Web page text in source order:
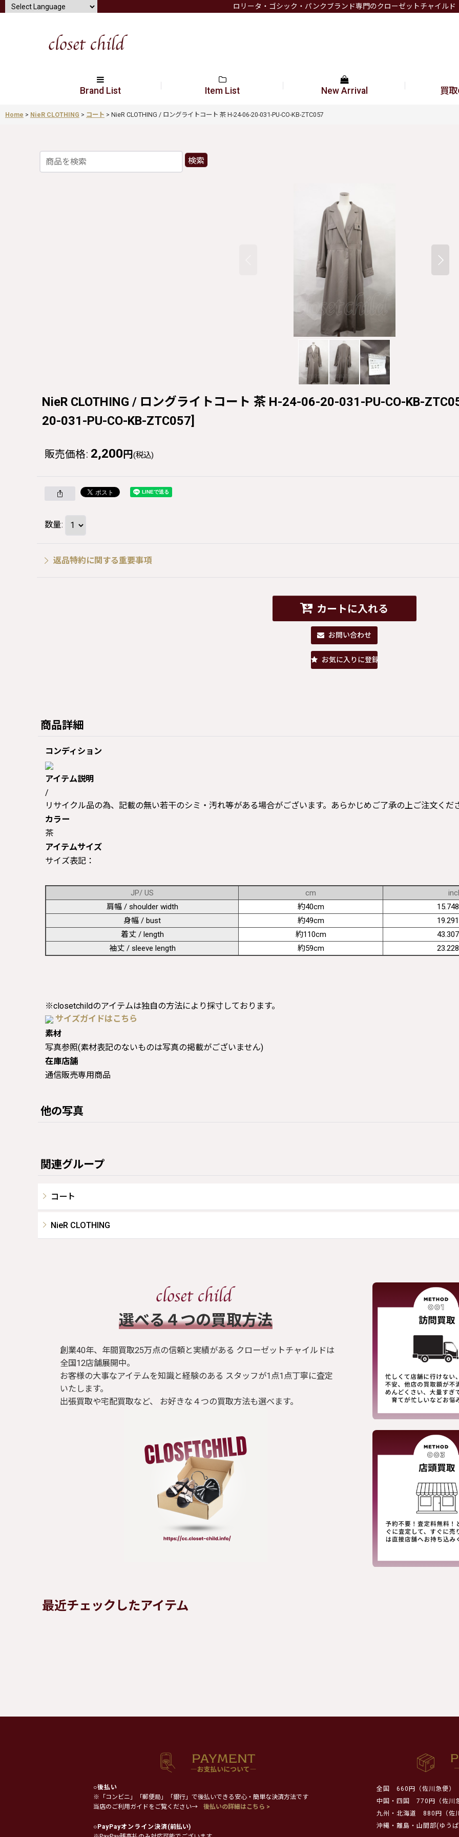
ロリータ・ゴシック・パンクブランド専門のクローゼットチャイルド
Brand List Item List New Arrival 買
Home > NieR CLOTHING > コート > NieR CLOTHING / ロングライトコート 茶 H-24-06-20-031-PU-CO-KB-ZTC057
検索
NieR CLOTHING / ロングライトコート 茶 H-24-06-20-031-PU-CO-KB-
20-031-PU-CO-KB-ZTC057]
販売価格: 2,200 円 (税込)
数量:
返品特約に関する重要事項
カートに入れる
お問い合わせ
お気に入りに登録
商品詳細
コンディション
アイテム説明
/
リサイクル品の為、記載の無い若干のシミ・汚れ等がある場合がございます。あらかじめご了承の上ご注文くだ
カラー
茶
アイテムサイズ
サイズ表記：
JP/ US cm
肩幅 / shoulder width
約40cm
身幅 / bust
約49cm
着丈 / length
約110cm
袖丈 / sleeve length
約59cm
※closetchildのアイテムは独自の方法により採寸しております。
サイズガイドはこちら
素材
写真参照(素材表記のないものは写真の掲載がございません)
在庫店舗
通信販売専用商品
他の写真
関連グループ
コート
NieR CLOTHING
​選べる４つの買取方法
創業40年、年間買取25万点の信頼と実績がある クローゼットチャイルドは
全国12店舗展開中。
お客様の大事なアイテムを知識と経験のある スタッフが1点1点丁寧に査定
いたします。
出張買取や宅配買取など、 お好きな４つの買取方法も選べます。
最近チェックしたアイテム
○後払い
※「コンビニ」「郵便局」「銀行」で後払いできる安心・簡単な決済方法です
当店のご利用ガイドをご覧ください→
後払いの詳細はこちら >
○PayPayオンライン決済(前払い)
全国
660円（佐川急便）
中国・四国
770円（佐川
九州・北海道
880円（佐
沖縄・離島・山間部(ゆう